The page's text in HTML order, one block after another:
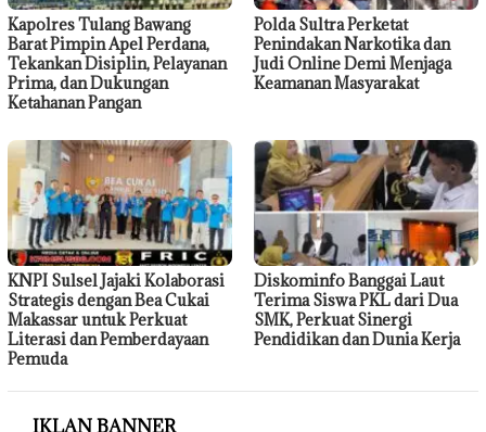
Kapolres Tulang Bawang
Barat Pimpin Apel Perdana,
Tekankan Disiplin, Pelayanan
Prima, dan Dukungan
Ketahanan Pangan
Polda Sultra Perketat
Penindakan Narkotika dan
Judi Online Demi Menjaga
Keamanan Masyarakat
KNPI Sulsel Jajaki Kolaborasi
Strategis dengan Bea Cukai
Makassar untuk Perkuat
Literasi dan Pemberdayaan
Pemuda
Diskominfo Banggai Laut
Terima Siswa PKL dari Dua
SMK, Perkuat Sinergi
Pendidikan dan Dunia Kerja
IKLAN BANNER